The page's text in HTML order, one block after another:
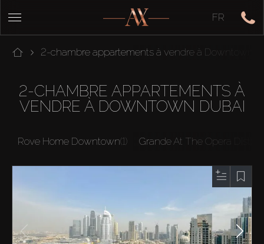
FR
2-chambre appartements à vendre à Downtown
2-CHAMBRE APPARTEMENTS À
VENDRE À DOWNTOWN DUBAI
Rove Home Downtown(1) Grande At The Opera District